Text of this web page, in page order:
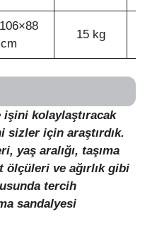
cm
15 kg
kolaylaştıracak
sizler için araştırdık.
yaş aralığı, taşıma
ölçüleri ve ağırlık gibi
tercih
sandalyesi